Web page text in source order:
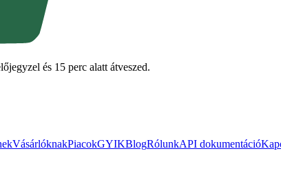
és 15 perc alatt átveszed.
VásárlóknakPiacokGYIKBlogRólunkAPI dokumentáció